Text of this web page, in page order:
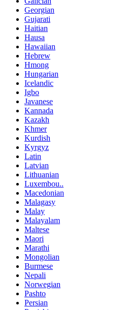
Georgian
Gujarati
Haitian
Hausa
Hawaiian
Hebrew
Hmong
Hungarian
Icelandic
Igbo
Javanese
Kannada
Kazakh
Khmer
Kurdish
Kyrgyz
Latin
Latvian
Lithuanian
Luxembou..
Macedonian
Malagasy
Malay
Malayalam
Maltese
Maori
Marathi
Mongolian
Burmese
Nepali
Norwegian
Pashto
Persian